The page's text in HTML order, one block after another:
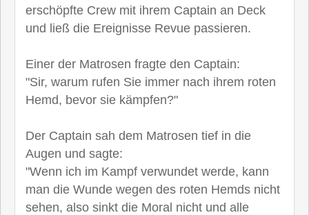
erschöpfte Crew mit ihrem Captain an Deck
und ließ die Ereignisse Revue passieren.
Einer der Matrosen fragte den Captain:
"Sir, warum rufen Sie immer nach ihrem roten
Hemd, bevor sie kämpfen?"
Der Captain sah dem Matrosen tief in die
Augen und sagte:
"Wenn ich im Kampf verwundet werde, kann
man die Wunde wegen des roten Hemds nicht
sehen, also sinkt die Moral nicht und alle